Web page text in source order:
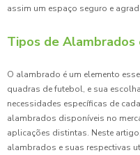
assim um espaço seguro e
Tipos de Alambrados
O alambrado é um elemento
quadras de futebol, e sua
necessidades específicas de
alambrados disponíveis no
aplicações distintas. Neste
alambrados e suas respectivas